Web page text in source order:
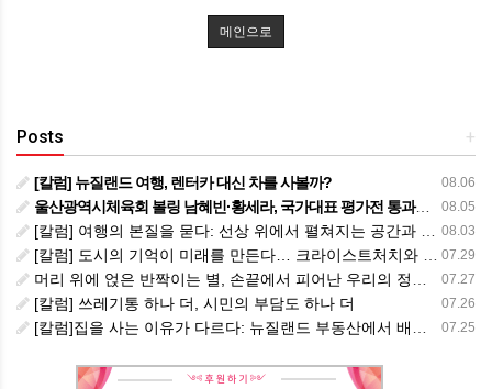
메인으로
+
Posts
08.06
[칼럼] 뉴질랜드 여행, 렌터카 대신 차를 사볼까?
08.05
울산광역시체육회 볼링 남혜빈·황세라, 국가대표 평가전 통과… ‘아시아선수권 출전’
08.03
[칼럼] 여행의 본질을 묻다: 선상 위에서 펼쳐지는 공간과 사람, 그리고 미식의 미학
07.29
[칼럼] 도시의 기억이 미래를 만든다… 크라이스트처치와 한국 도시가 주는 교훈
07.27
머리 위에 얹은 반짝이는 별, 손끝에서 피어난 우리의 정체성
07.26
[칼럼] 쓰레기통 하나 더, 시민의 부담도 하나 더
07.25
[칼럼]집을 사는 이유가 다르다: 뉴질랜드 부동산에서 배운 다섯 가지 교훈